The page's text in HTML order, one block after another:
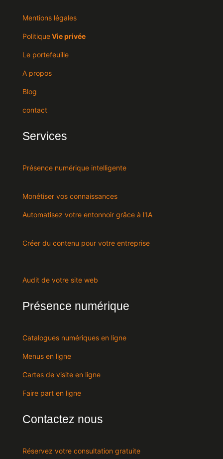
Mentions légales
PolitiqueVie privée
Le portefeuille
A propos
Blog
contact
Services
Présence numérique intelligente
Monétiser vos connaissances
Automatisez votre entonnoir grâce à l'IA
Créer du contenu pour votre entreprise
Audit de votre site web
Présence numérique
Catalogues numériques en ligne
Menus en ligne
Cartes de visite en ligne
Faire part en ligne
Contactez nous
Réservez votre consultation gratuite